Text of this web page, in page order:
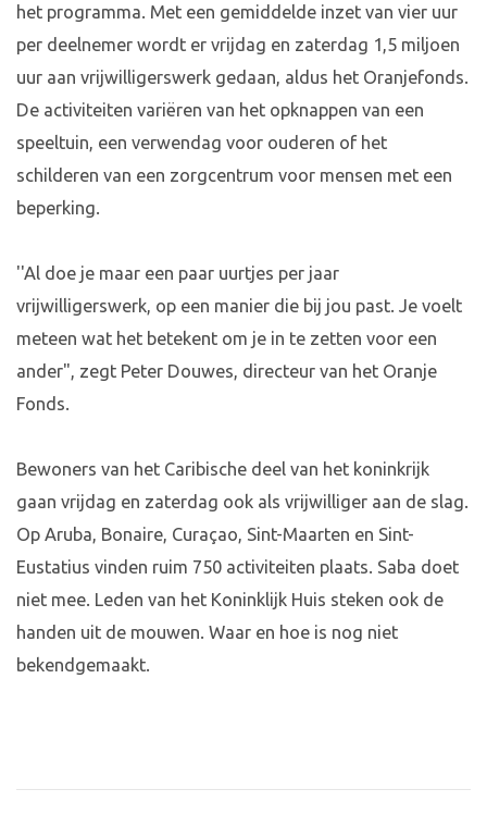
het programma. Met een gemiddelde inzet van vier uur
per deelnemer wordt er vrijdag en zaterdag 1,5 miljoen
uur aan vrijwilligerswerk gedaan, aldus het Oranjefonds.
De activiteiten variëren van het opknappen van een
speeltuin, een verwendag voor ouderen of het
schilderen van een zorgcentrum voor mensen met een
beperking.
''Al doe je maar een paar uurtjes per jaar
vrijwilligerswerk, op een manier die bij jou past. Je voelt
meteen wat het betekent om je in te zetten voor een
ander", zegt Peter Douwes, directeur van het Oranje
Fonds.
Bewoners van het Caribische deel van het koninkrijk
gaan vrijdag en zaterdag ook als vrijwilliger aan de slag.
Op Aruba, Bonaire, Curaçao, Sint-Maarten en Sint-
Eustatius vinden ruim 750 activiteiten plaats. Saba doet
niet mee. Leden van het Koninklijk Huis steken ook de
handen uit de mouwen. Waar en hoe is nog niet
bekendgemaakt.